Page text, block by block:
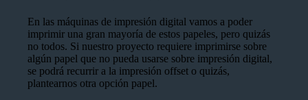
En las máquinas de impresión digital vamos a poder
imprimir una gran mayoría de estos papeles, pero quizás
no todos. Si nuestro proyecto requiere imprimirse sobre
algún papel que no pueda usarse sobre impresión digital,
se podrá recurrir a la impresión offset o quizás,
plantearnos otra opción papel.